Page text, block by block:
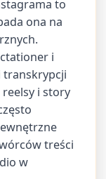
to
ona na
i
transkrypcji
i story
treści
w